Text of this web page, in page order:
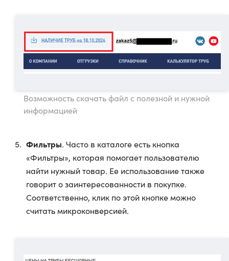
Возможность скачать файл с полезной и нужной
информацией
Фильтры. Часто в каталоге есть кнопка
«Фильтры», которая помогает пользователю
найти нужный товар. Ее использование также
говорит о заинтересованности в покупке.
Соответственно, клик по этой кнопке можно
считать микроконверсией.